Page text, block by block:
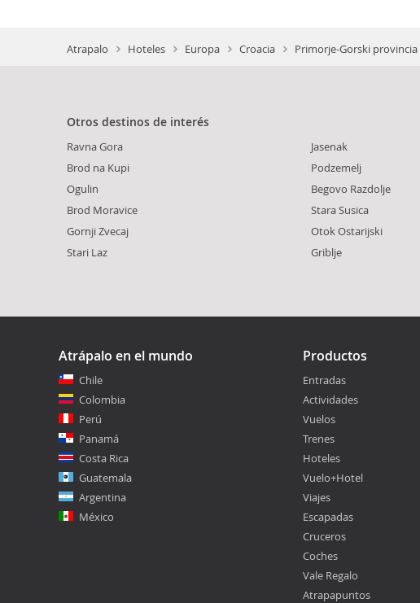
Atrapalo Hoteles Europa Croacia Primorje-Gorski provincia
Otros destinos de interés
Ravna Gora
Brod na Kupi
Ogulin
Brod Moravice
Gornji Zvecaj
Stari Laz
Jasenak
Podzemelj
Begovo Razdolje
Stara Susica
Otok Ostarijski
Griblje
Atrápalo en el mundo
Chile
Colombia
Perú
Panamá
Costa Rica
Guatemala
Argentina
México
Productos
Entradas
Actividades
Vuelos
Trenes
Hoteles
Vuelo+Hotel
Viajes
Escapadas
Cruceros
Coches
Vale Regalo
Atrapapuntos